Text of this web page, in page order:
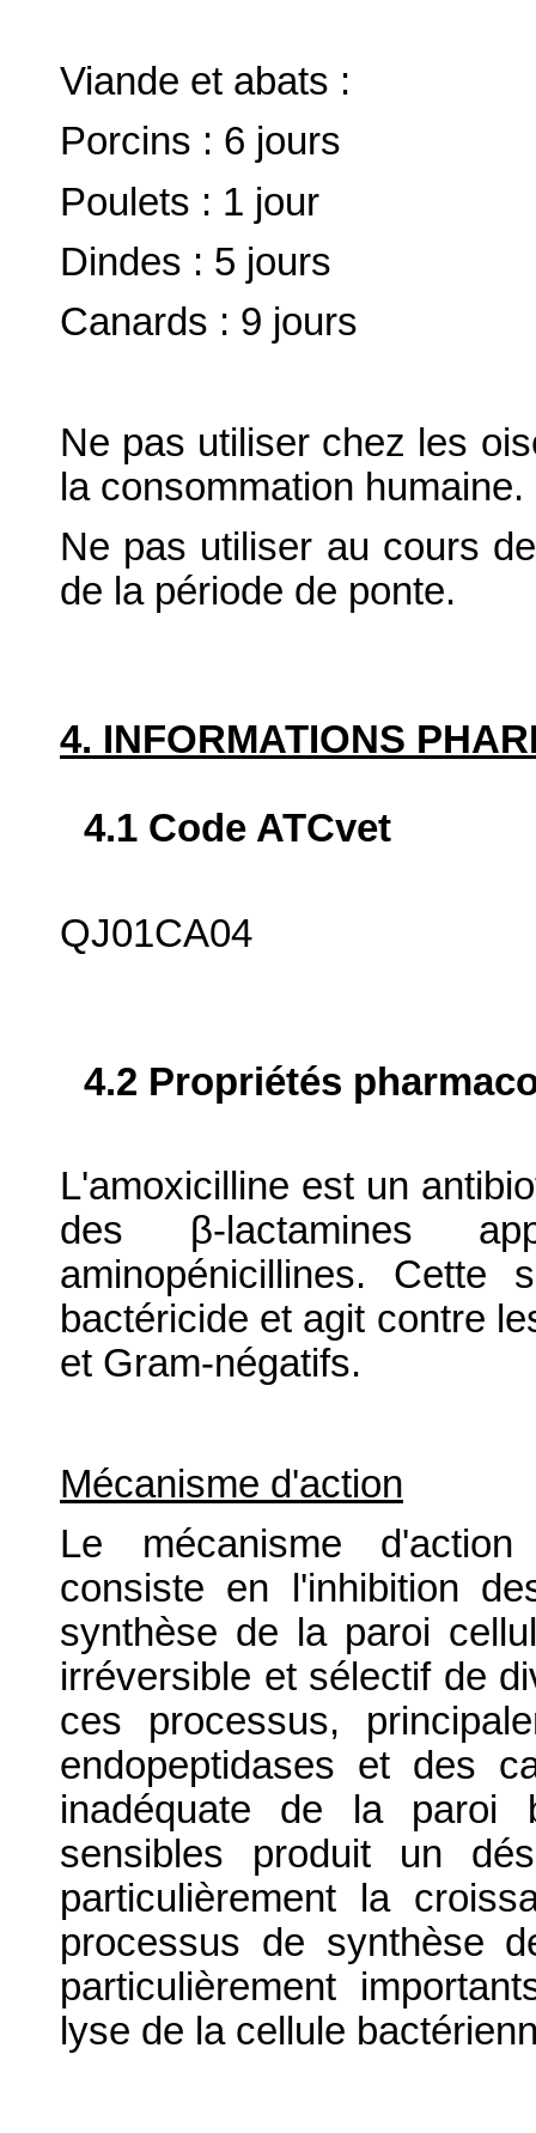
Viande et abats :
Porcins : 6 jours
Poulets : 1 jour
Dindes : 5 jours
Canards : 9 jours
Ne pas utiliser chez les
la consommation humaine.
Ne pas utiliser au cours
de la période de ponte.
4. INFORMATIONS
4.1 Code ATCvet
QJ01CA04
4.2 Propriétés
L'amoxicilline est un
des β-lactamines
aminopénicillines. Cette
bactéricide et agit contre
et Gram-négatifs.
Mécanisme d'action
Le mécanisme
consiste en l'inhibition
synthèse de la paroi
irréversible et sélectif de
ces processus,
endopeptidases et des
inadéquate de la paroi
sensibles produit un
particulièrement la
processus de synthèse
particulièrement
lyse de la cellule